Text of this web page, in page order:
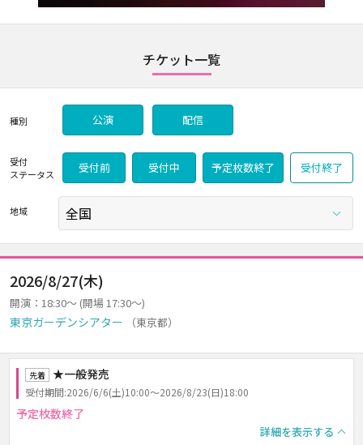
チケット一覧
種別 公演 配信
受付
ステータス
受付前 受付中 予定枚数終了 受付終了
地域
2026/8/27(木)
開演：18:30～ (開場 17:30～)
東京ガーデンシアター （東京都）
先着 ★一般発売
受付期間:2026/6/6(土)10:00～2026/8/23(日)18:00
予定枚数終了
詳細を表示する